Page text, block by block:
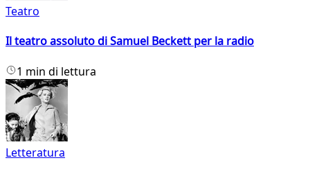
Teatro
Il teatro assoluto di Samuel Beckett per la radio
1 min di lettura
Letteratura